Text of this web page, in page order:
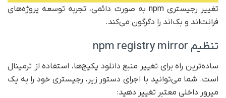
تغییر رجیستری npm به صورت دائمی، تجربه توسعه پروژه‌های
فرانت‌اند و بک‌اند را دگرگون می‌کند.
تنظیم npm registry mirror
ساده‌ترین راه برای تغییر منبع دانلود پکیج‌ها، استفاده از ترمینال
است. شما می‌توانید با اجرای دستور زیر، رجیستری خود را به یک
میرور داخلی معتبر تغییر دهید: